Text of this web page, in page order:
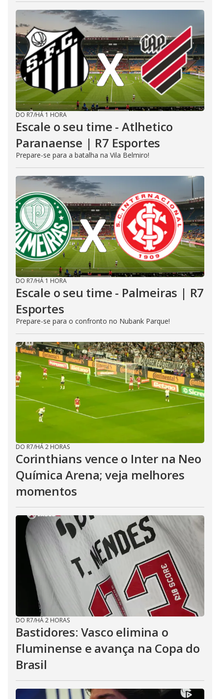
DO R7/HÁ 1 HORA
Escale o seu time - Atlhetico
Paranaense | R7 Esportes
Prepare-se para a batalha na Vila Belmiro!
DO R7/HÁ 1 HORA
Escale o seu time - Palmeiras | R7
Esportes
Prepare-se para o confronto no Nubank Parque!
DO R7/HÁ 2 HORAS
Corinthians vence o Inter na Neo
Química Arena; veja melhores
momentos
DO R7/HÁ 2 HORAS
Bastidores: Vasco elimina o
Fluminense e avança na Copa do
Brasil